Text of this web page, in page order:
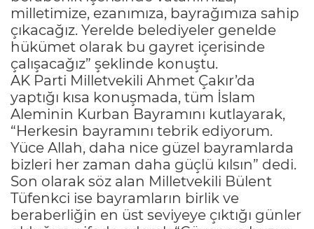
milletimize, ezanımıza, bayrağımıza sahip
çıkacağız. Yerelde belediyeler genelde
hükümet olarak bu gayret içerisinde
çalışacağız” şeklinde konuştu.
AK Parti Milletvekili Ahmet Çakır’da
yaptığı kısa konuşmada, tüm İslam
Aleminin Kurban Bayramını kutlayarak,
“Herkesin bayramını tebrik ediyorum.
Yüce Allah, daha nice güzel bayramlarda
bizleri her zaman daha güçlü kılsın” dedi.
Son olarak söz alan Milletvekili Bülent
Tüfenkci ise bayramların birlik ve
beraberliğin en üst seviyeye çıktığı günler